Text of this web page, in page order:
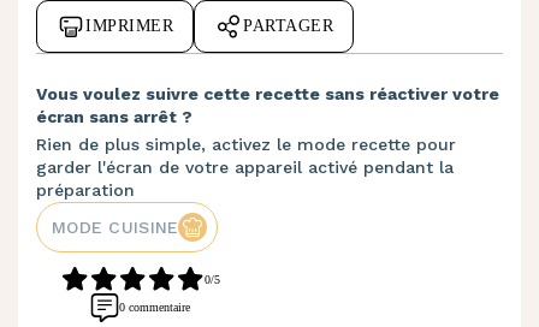
IMPRIMER PARTAGER
Vous voulez suivre cette recette sans réactiver votre
écran sans arrêt ?
Rien de plus simple, activez le mode recette pour
garder l'écran de votre appareil activé pendant la
préparation
MODE CUISINE
0/5
0 commentaire